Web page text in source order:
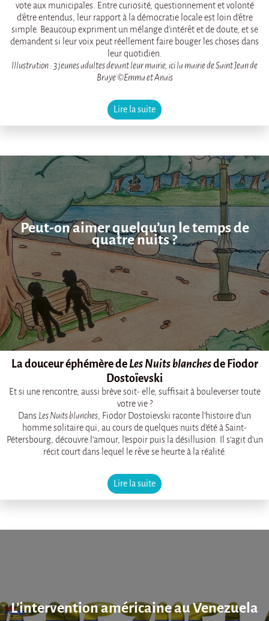
vote aux municipales. Entre curiosité, questionnement et volonté
d'être entendus, leur rapport à la démocratie locale est loin d'être
simple. Beaucoup expriment un mélange d'intérêt et de doute, et se
demandent si leur voix peut réellement faire bouger les choses dans
leur quotidien.
Illustration : 3 jeunes adultes devant leur mairie, ici la mairie de Saint Jean de
Braye ©Emma et Anaïs
Lire la suite
Peut-on aimer quelqu’un le temps de
quatre nuits ?
La douceur éphémère de Les Nuits blanchesde Fiodor
Dostoïevski
Et si une rencontre, aussi brève soit- elle, suffisait à bouleverser toute
votre vie ?
Dans Les Nuits blanches , Fiodor Dostoïevski raconte l’histoire d’un
homme solitaire qui, au cours de quelques nuits d’été à Saint-
Pétersbourg, découvre l’amour, l’espoir puis la désillusion. Il s’agit d’un
récit court dans lequel le rêve se heurte à la réalité.
Lire la suite
L’intervention américaine au Venezuela